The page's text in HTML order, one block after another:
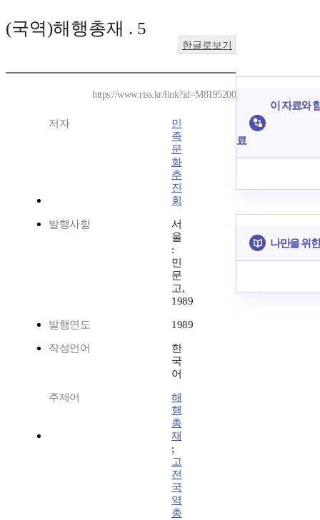
(국역)해행총재 . 5
한글로보기
https://www.riss.kr/link?id=M8195200
저자
민
족
문
화
추
진
회
발행사항
서
울
:
민
문
고,
1989
발행연도 1989
작성언어
한
국
어
주제어
해
행
총
재
;
고
전
국
역
총
이 자료와
료
나만을 위